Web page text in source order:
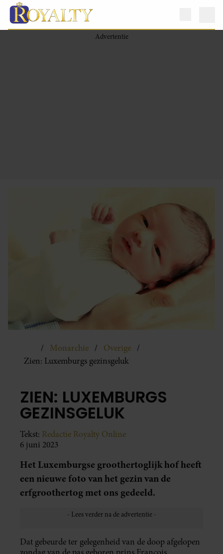
Monarchie
Overige
Zien: Luxemburgs gezinsgeluk
ZIEN: LUXEMBURGS
GEZINSGELUK
Tekst: Redactie Royalty Online
6 juni 2023
Het Luxemburgse groothertoglijk hof heeft
een nieuwe foto van het gezin van de
erfgroothertog met ons gedeeld.
Dat gebeurde ter gelegenheid van de doop afgelopen